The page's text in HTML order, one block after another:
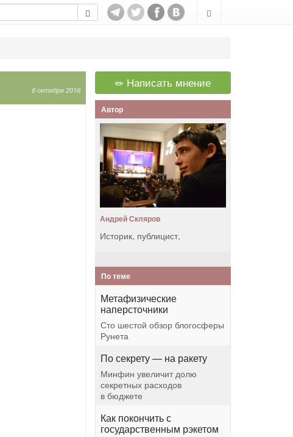
6 октября 2016
Написать мнение
Автор
Андрей Скляров
Историк, публицист,
По теме
Метафизические
наперсточники
Сто шестой обзор блогосферы
Рунета
По секрету — на ракету
Минфин увеличит долю
секретных расходов
в бюджете
Как покончить с
государственным рэкетом